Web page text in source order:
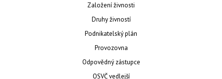
Založení živnosti
Druhy živností
Podnikatelský plán
Provozovna
Odpovědný zástupce
OSVČ vedlejší